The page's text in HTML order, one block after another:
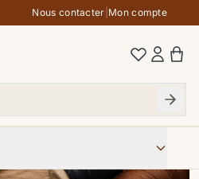
Nous contacter Mon compte